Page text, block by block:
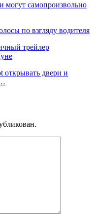
могут самопроизвольно
по взгляду водителя
трейлер
открывать двери и